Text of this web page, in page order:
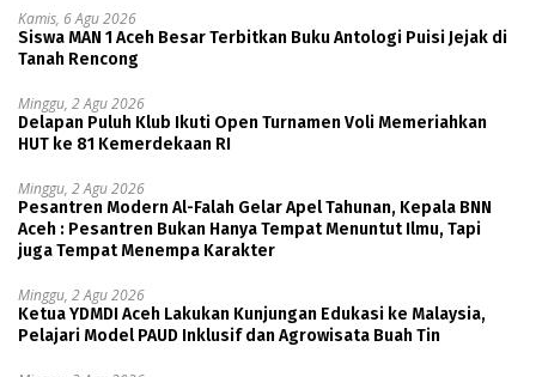
Kamis, 6 Agu 2026
Siswa MAN 1 Aceh Besar Terbitkan Buku Antologi Puisi Jejak di
Tanah Rencong
Minggu, 2 Agu 2026
Delapan Puluh Klub Ikuti Open Turnamen Voli Memeriahkan
HUT ke 81 Kemerdekaan RI
Minggu, 2 Agu 2026
Pesantren Modern Al-Falah Gelar Apel Tahunan, Kepala BNN
Aceh : Pesantren Bukan Hanya Tempat Menuntut Ilmu, Tapi
juga Tempat Menempa Karakter
Minggu, 2 Agu 2026
Ketua YDMDI Aceh Lakukan Kunjungan Edukasi ke Malaysia,
Pelajari Model PAUD Inklusif dan Agrowisata Buah Tin